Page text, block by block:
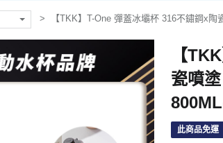
【TKK】T-One 彈蓋冰壩杯 316不鏽鋼x
【
瓷噴
此商品免運